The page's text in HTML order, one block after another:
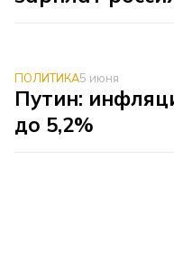
ПОЛИТИКА5 июня
Путин:
до 5,2%